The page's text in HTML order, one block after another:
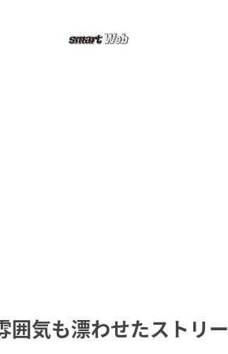
囲気も漂わせたストリー